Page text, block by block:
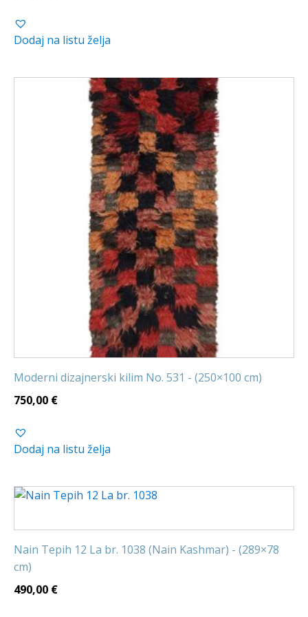
Dodaj na listu želja
Moderni dizajnerski kilim No. 531 - (250×100 cm)
750,00 €
Dodaj na listu želja
Nain Tepih 12 La br. 1038 (Nain Kashmar) - (289×78
cm)
490,00 €